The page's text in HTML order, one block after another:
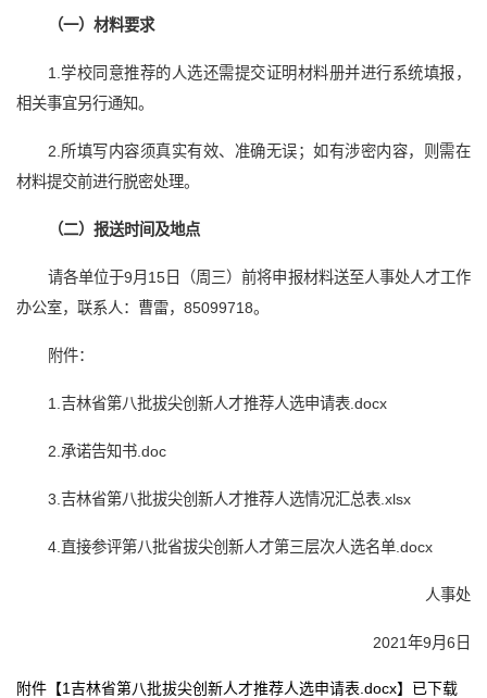
（一）材料要求
1.学校同意推荐的人选还需提交证明材料册并进行系统填报，
相关事宜另行通知。
2.所填写内容须真实有效、准确无误；如有涉密内容，则需在
材料提交前进行脱密处理。
（二）报送时间及地点
请各单位于9月15日（周三）前将申报材料送至人事处人才工作
办公室，联系人：曹雷，85099718。
附件：
1. 吉林省第八批拔尖创新人才推荐人选申请表.docx
2. 承诺告知书.doc
3. 吉林省第八批拔尖创新人才推荐人选情况汇总表.xlsx
4. 直接参评第八批省拔尖创新人才第三层次人选名单.docx
人事处
2021年9月6日
附件【1吉林省第八批拔尖创新人才推荐人选申请表.docx】已下载